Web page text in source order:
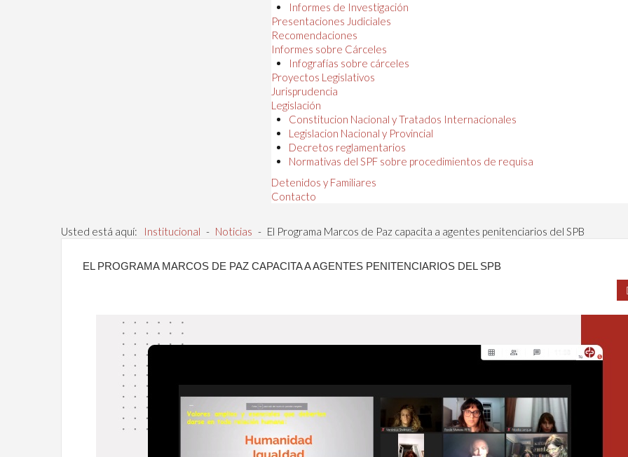
Informes de Investigación
Presentaciones Judiciales
Recomendaciones
Informes sobre Cárceles
Infografías sobre cárceles
Proyectos Legislativos
Jurisprudencia
Legislación
Constitucion Nacional y Tratados Internacionales
Legislacion Nacional y Provincial
Decretos reglamentarios
Normativas del SPF sobre procedimientos de requisa
Detenidos y Familiares
Contacto
Usted está aquí: Institucional - Noticias - El Programa Marcos de Paz capacita a agentes penitenciarios del SPB
EL PROGRAMA MARCOS DE PAZ CAPACITA A AGENTES PENITENCIARIOS DEL SPB